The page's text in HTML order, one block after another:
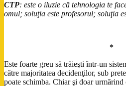
CTP: este o iluzie că tehnologia te
omul; soluţia este profesorul; soluţia
*
Este foarte greu să trăieşti într-un
către majoritatea decidenţilor, sub
poate schimba. Chiar şi doar urmărind